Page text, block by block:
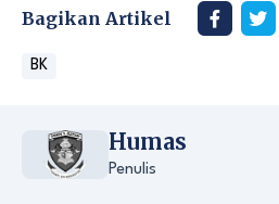
Bagikan Artikel
BK
Humas
Penulis